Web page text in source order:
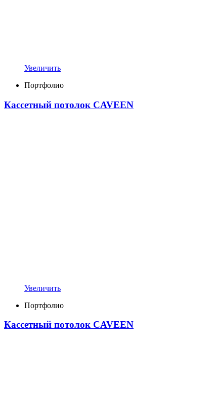
Увеличить
Портфолио
Кассетный потолок CAVEEN
Увеличить
Портфолио
Кассетный потолок CAVEEN